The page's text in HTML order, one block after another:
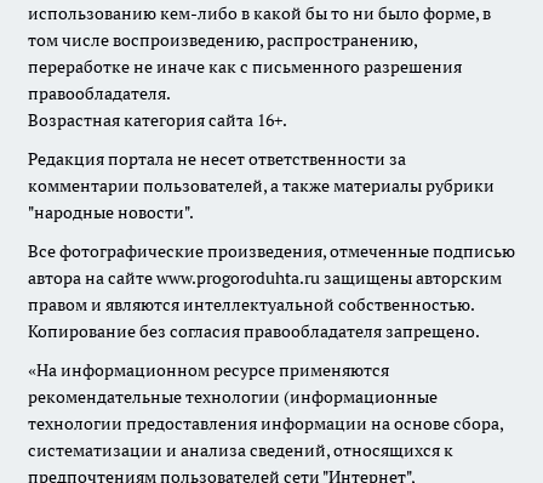
использованию кем-либо в какой бы то ни было форме, в
том числе воспроизведению, распространению,
переработке не иначе как с письменного разрешения
правообладателя.
Возрастная категория сайта 16+.
Редакция портала не несет ответственности за
комментарии пользователей, а также материалы рубрики
"народные новости".
Все фотографические произведения, отмеченные подписью
автора на сайте www.progoroduhta.ru защищены авторским
правом и являются интеллектуальной собственностью.
Копирование без согласия правообладателя запрещено.
«На информационном ресурсе применяются
рекомендательные технологии (информационные
технологии предоставления информации на основе сбора,
систематизации и анализа сведений, относящихся к
предпочтениям пользователей сети "Интернет",